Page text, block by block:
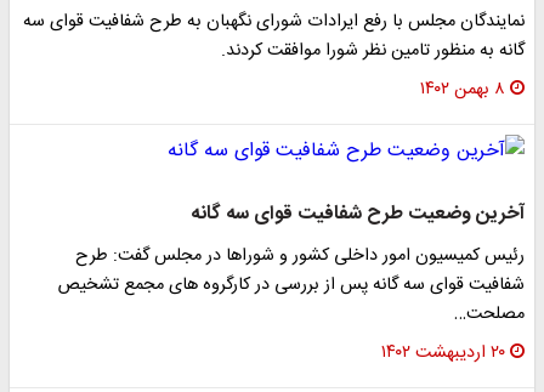
نمایندگان مجلس با رفع ایرادات شورای نگهبان به طرح شفافیت قوای سه
گانه به منظور تامین نظر شورا موافقت کردند.
۸ بهمن ۱۴۰۲
آخرین وضعیت طرح شفافیت قوای سه گانه
رئیس کمیسیون امور داخلی کشور و شوراها در مجلس گفت: طرح
شفافیت قوای سه گانه پس از بررسی در کارگروه های مجمع تشخیص
مصلحت…
۲۰ اردیبهشت ۱۴۰۲